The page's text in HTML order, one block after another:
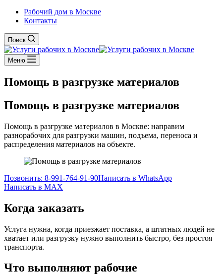
Рабочий дом в Москве
Контакты
Поиск
Меню
Помощь в разгрузке материалов
Помощь в разгрузке материалов
Помощь в разгрузке материалов в Москве: направим
разнорабочих для разгрузки машин, подъема, переноса и
распределения материалов на объекте.
Позвонить: 8-991-764-91-90Написать в WhatsApp
Написать в MAX
Когда заказать
Услуга нужна, когда приезжает поставка, а штатных людей не
хватает или разгрузку нужно выполнить быстро, без простоя
транспорта.
Что выполняют рабочие